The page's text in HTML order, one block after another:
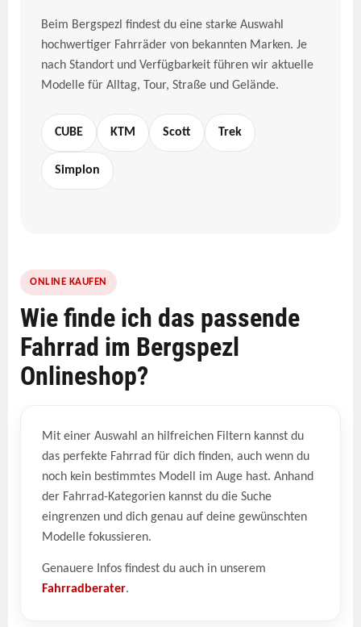
Beim Bergspezl findest du eine starke Auswahl
hochwertiger Fahrräder von bekannten Marken. Je
nach Standort und Verfügbarkeit führen wir aktuelle
Modelle für Alltag, Tour, Straße und Gelände.
CUBE KTM Scott Trek
Simplon
ONLINE KAUFEN
Wie finde ich das passende
Fahrrad im Bergspezl
Onlineshop?
Mit einer Auswahl an hilfreichen Filtern kannst du
das perfekte Fahrrad für dich finden, auch wenn du
noch kein bestimmtes Modell im Auge hast. Anhand
der Fahrrad-Kategorien kannst du die Suche
eingrenzen und dich genau auf deine gewünschten
Modelle fokussieren.
Genauere Infos findest du auch in unserem
Fahrradberater.